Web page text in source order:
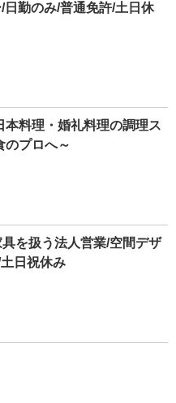
勤のみ/普通免許/土日休
料理・婚礼料理の調理ス
のプロへ～
を扱う法人営業/空間デザ
日祝休み